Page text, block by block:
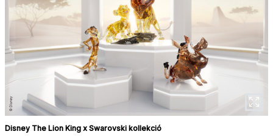
Disney The Lion King x Swarovski kollekció